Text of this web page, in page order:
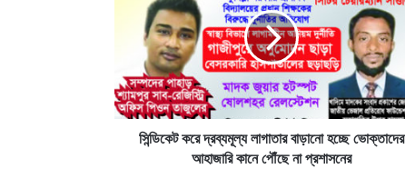
ভোক্তাদের
আহাজারি
কানে
সিন্ডিকেট করে দ্রব্যমূল্য লাগাতার বাড়ানো হচ্ছে ভোক্তাদের
আহাজারি কানে পৌঁছে না প্রশাসনের